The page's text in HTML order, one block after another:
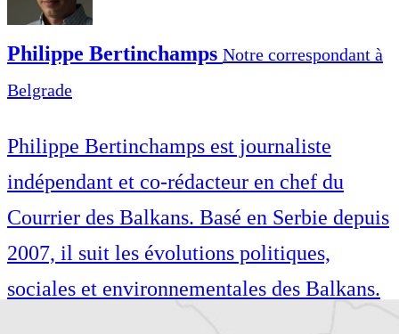
Philippe Bertinchamps Notre correspondant à
Belgrade
Philippe Bertinchamps est journaliste
indépendant et co-rédacteur en chef du
Courrier des Balkans. Basé en Serbie depuis
2007, il suit les évolutions politiques,
sociales et environnementales des Balkans.